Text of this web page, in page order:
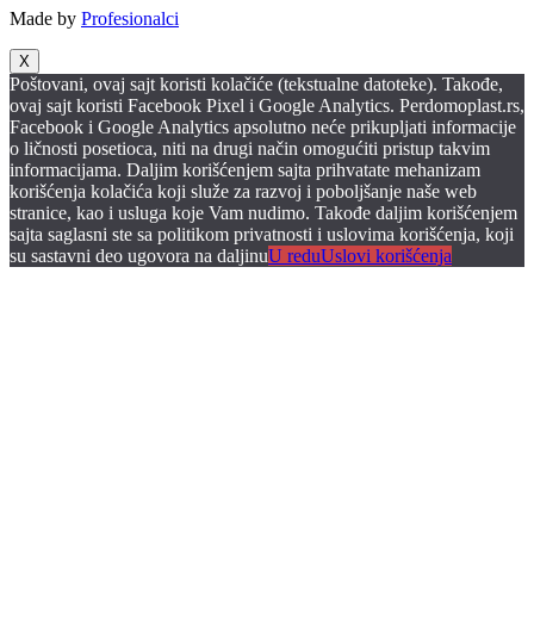
Made by Profesionalci
X
Poštovani, ovaj sajt koristi kolačiće (tekstualne datoteke). Takođe,
ovaj sajt koristi Facebook Pixel i Google Analytics. Perdomoplast.rs,
Facebook i Google Analytics apsolutno neće prikupljati informacije
o ličnosti posetioca, niti na drugi način omogućiti pristup takvim
informacijama. Daljim korišćenjem sajta prihvatate mehanizam
korišćenja kolačića koji služe za razvoj i poboljšanje naše web
stranice, kao i usluga koje Vam nudimo. Takođe daljim korišćenjem
sajta saglasni ste sa politikom privatnosti i uslovima korišćenja, koji
su sastavni deo ugovora na daljinuU reduUslovi korišćenja